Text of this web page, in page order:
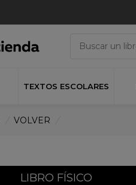
TEXTOS ESCOLARES
VOLVER
LIBRO FÍSICO